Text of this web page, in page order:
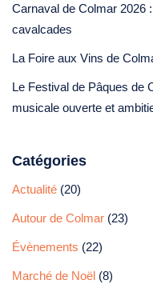
Carnaval de Colmar 2026
cavalcades
La Foire aux Vins de
Le Festival de Pâques de
musicale ouverte et
Catégories
Actualité (20)
Autour de Colmar (23)
Évènements (22)
Marché de Noël (8)